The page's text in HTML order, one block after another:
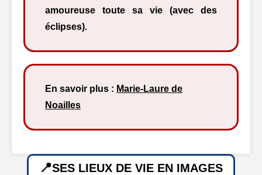
amoureuse toute sa vie (avec des
éclipses).
En savoir plus : Marie-Laure de
Noailles
SES LIEUX DE VIE EN IMAGES